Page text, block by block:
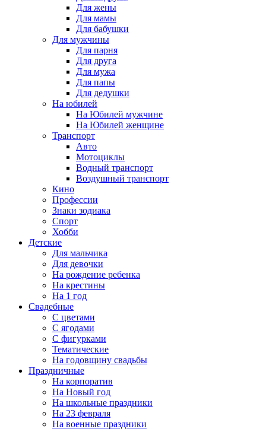
Для жены
Для мамы
Для бабушки
Для мужчины
Для парня
Для друга
Для мужа
Для папы
Для дедушки
На юбилей
На Юбилей мужчине
На Юбилей женщине
Транспорт
Авто
Мотоциклы
Водный транспорт
Воздушный транспорт
Кино
Профессии
Знаки зодиака
Спорт
Хобби
Детские
Для мальчика
Для девочки
На рождение ребенка
На крестины
На 1 год
Свадебные
С цветами
С ягодами
С фигурками
Тематические
На годовщину свадьбы
Праздничные
На корпоратив
На Новый год
На школьные праздники
На 23 февраля
На военные праздники